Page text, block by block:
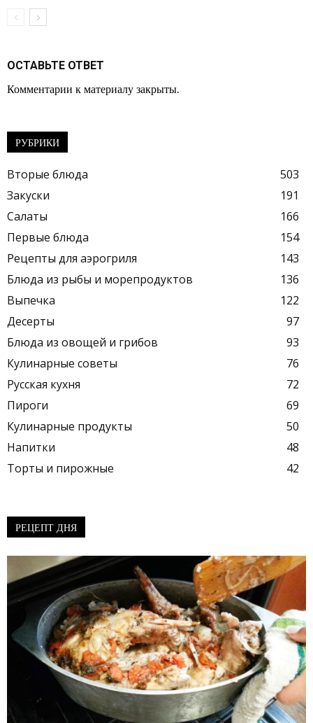
ОСТАВЬТЕ ОТВЕТ
Комментарии к материалу закрыты.
РУБРИКИ
Вторые блюда
503
Закуски
191
Салаты
166
Первые блюда
154
Рецепты для аэрогриля
143
Блюда из рыбы и морепродуктов
136
Выпечка
122
Десерты
97
Блюда из овощей и грибов
93
Кулинарные советы
76
Русская кухня
72
Пироги
69
Кулинарные продукты
50
Напитки
48
Торты и пирожные
42
РЕЦЕПТ ДНЯ